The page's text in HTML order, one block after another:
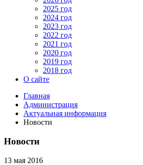
2025 год
2024 год
2023 год
2022 год
2021 год
2020 год
2019 год
2018 год
О сайте
Главная
Администрация
Актуальная информация
Новости
Новости
13 мая 2016